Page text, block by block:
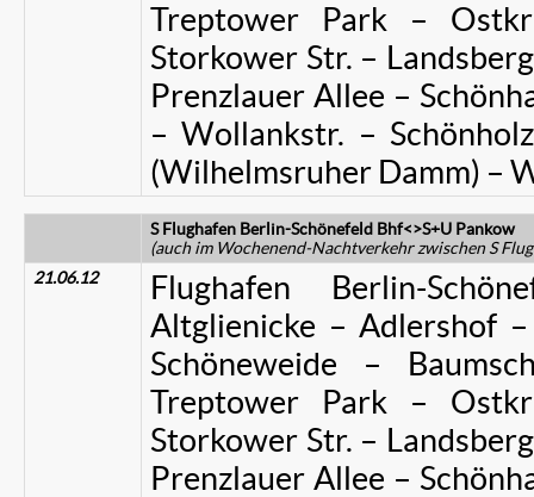
Treptower Park –
Storkower Str. –
Prenzlauer Allee –
– Wollankstr. –
(Wilhelmsruher Damm) –
S Flughafen Berlin-Schönefeld Bhf<>S+U Pankow
(auch im Wochenend-Nachtverkehr zwischen S
21.06.12
Flughafen Berlin-
Altglienicke – Adlershof
Schöneweide –
Treptower Park –
Storkower Str. –
Prenzlauer Allee –